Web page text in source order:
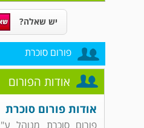
יש שאלה?
פורום סוכרת
אודות הפורום
אודות פורום סוכרת
פורום סוכרת מנוהל